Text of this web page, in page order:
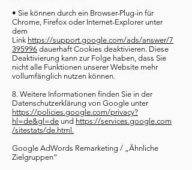
• Sie können durch ein Browser-Plug-in für
Chrome, Firefox oder Internet-Explorer unter
dem
Link https://support.google.com/ads/answer/7
395996 dauerhaft Cookies deaktivieren. Diese
Deaktivierung kann zur Folge haben, dass Sie
nicht alle Funktionen unserer Website mehr
vollumfänglich nutzen können.
8. Weitere Informationen finden Sie in der
Datenschutzerklärung von Google unter
https://policies.google.com/privacy?
hl=de&gl=de und https://services.google.com
/sitestats/de.html.
Google AdWords Remarketing / „Ähnliche
Zielgruppen“